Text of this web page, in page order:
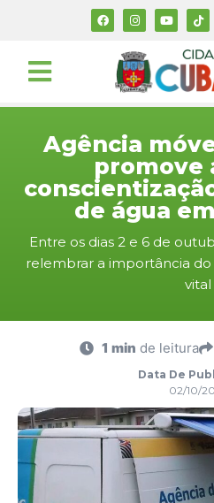
Agência
promove
de água
Entre os dias 2 e 6 de
relembrar a importância
vital
1 min de leitura
Data De
02/10/